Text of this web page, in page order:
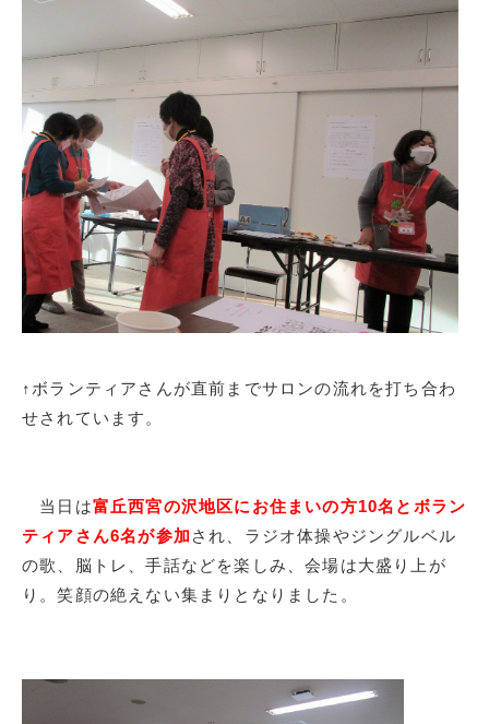
↑ボランティアさんが直前までサロンの流れを打ち合わ
せされています。
当日は富丘西宮の沢地区にお住まいの方10名とボラン
ティアさん6名が参加 され、ラジオ体操やジングルベル
の歌、脳トレ、手話などを楽しみ、会場は大盛り上が
り。笑顔の絶えない集まりとなりました。